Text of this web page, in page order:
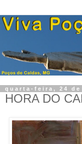
quarta-feira, 24 de
HORA DO